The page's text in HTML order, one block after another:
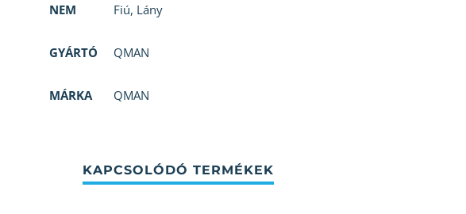
NEM Fiú, Lány
GYÁRTÓ QMAN
MÁRKA QMAN
KAPCSOLÓDÓ TERMÉKEK